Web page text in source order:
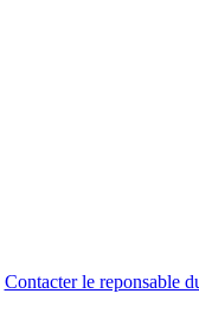
Contacter le reponsable